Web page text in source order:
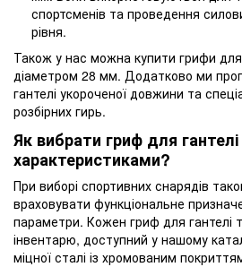
спортсменів та проведення
рівня.
Також у нас можна купити грифи
діаметром 28 мм. Додатково ми
гантелі укороченої довжини та
розбірних гирь.
Як вибрати гриф для
характеристиками?
При виборі спортивних снарядів
враховувати функціональне
параметри. Кожен гриф для гантелі
інвентарю, доступний у нашому
міцної сталі із хромованим